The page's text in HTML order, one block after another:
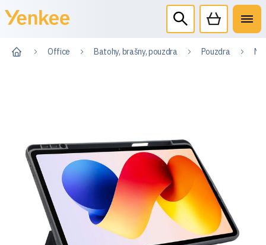
Office Batohy, brašny, pouzdra Pouzdra